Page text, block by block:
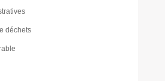
déchets